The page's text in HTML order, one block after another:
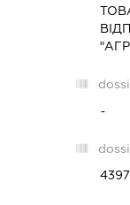
-